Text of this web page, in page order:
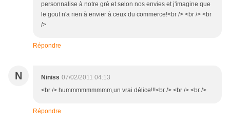
personnalise à notre gré et selon nos envies et j'imagine que
le gout n'a rien à envier à ceux du commerce!<br /> <br /> <br
/>
Répondre
N Niniss 07/02/2011 04:13
<br /> hummmmmmmmm,un vrai délice!!!<br /> <br /> <br />
Répondre